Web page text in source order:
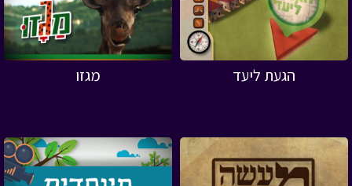
הגעת ליעד מגזו